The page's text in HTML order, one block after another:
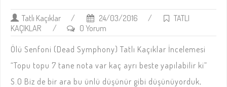
Tatlı Kaçıklar / 24/03/2016 /
TATLI
KAÇIKLAR
/ 0 Yorum
Ölü Senfoni (Dead Symphony) Tatlı Kaçıklar İncelemesi
“Topu topu 7 tane nota var kaç ayrı beste yapılabilir ki”
S.O Biz de bir ara bu ünlü düşünür gibi düşünüyorduk,